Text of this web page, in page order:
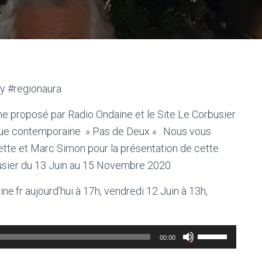
#regionaura
proposé par Radio Ondaine et le Site Le Corbusier
contemporaine » Pas de Deux « . Nous vous
et Marc Simon pour la présentation de cette
du 13 Juin au 15 Novembre 2020.
aujourd’hui à 17h, vendredi 12 Juin à 13h,
00:00
Utilisez
les